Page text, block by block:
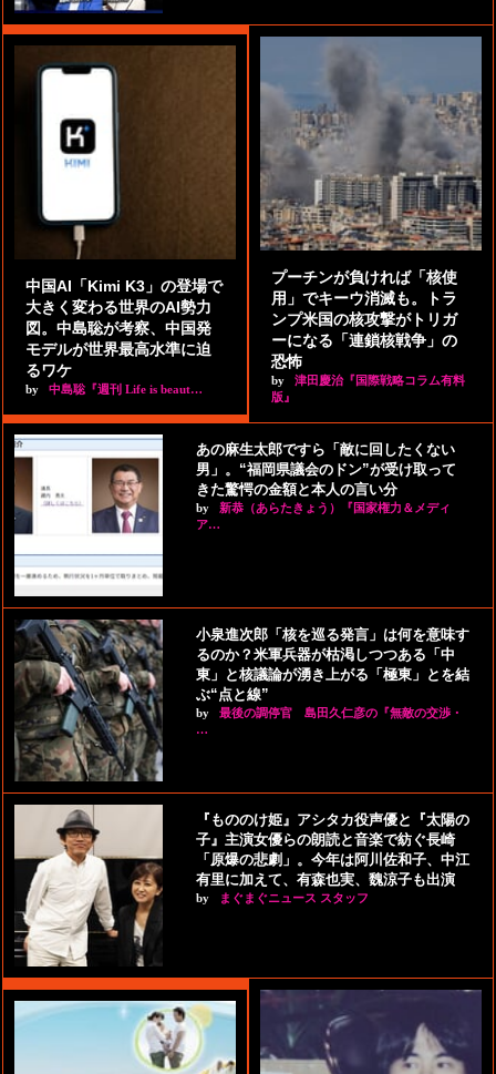
中国AI「Kimi K3」の登場で
大きく変わる世界のAI勢力
図。中島聡が考察、中国発
モデルが世界最高水準に迫
るワケ
by 中島聡『週刊 Life is beaut…
プーチンが負ければ「核使
用」でキーウ消滅も。トラ
ンプ米国の核攻撃がトリガ
ーになる「連鎖核戦争」の
恐怖
by
津田慶治『国際戦略コラム有料
版』
あの麻生太郎ですら「敵に回したくない
男」。“福岡県議会のドン”が受け取って
きた驚愕の金額と本人の言い分
by
新恭（あらたきょう）『国家権力＆メディ
ア…
小泉進次郎「核を巡る発言」は何を意味す
るのか？米軍兵器が枯渇しつつある「中
東」と核議論が湧き上がる「極東」とを結
ぶ“点と線”
by
最後の調停官 島田久仁彦の『無敵の交渉・
…
『もののけ姫』アシタカ役声優と『太陽の
子』主演女優らの朗読と音楽で紡ぐ長崎
「原爆の悲劇」。今年は阿川佐和子、中江
有里に加えて、有森也実、魏涼子も出演
by まぐまぐニュース スタッフ